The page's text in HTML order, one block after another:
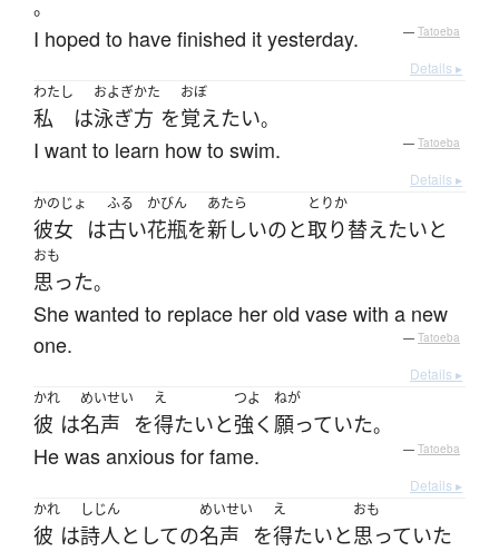
。
I hoped to have finished it yesterday. — Tatoeba
Details ▸
わたし
私 は
およぎかた
泳ぎ方 を
おぼ
覚えたい。
I want to learn how to swim. — Tatoeba
Details ▸
かのじょ
彼女 は
ふる
古い
かびん
花瓶を
あたら
新しいのと
とりか
取り替えたいと
おも
思った。
She wanted to replace her old vase with a new
one.
— Tatoeba
Details ▸
かれ
彼 は
めいせい
名声 を
え
得たいと
つよ
強く
ねが
願っていた。
He was anxious for fame. — Tatoeba
Details ▸
かれ
彼 は
しじん
詩人としての
めいせい
名声 を
え
得たいと
おも
思っていた